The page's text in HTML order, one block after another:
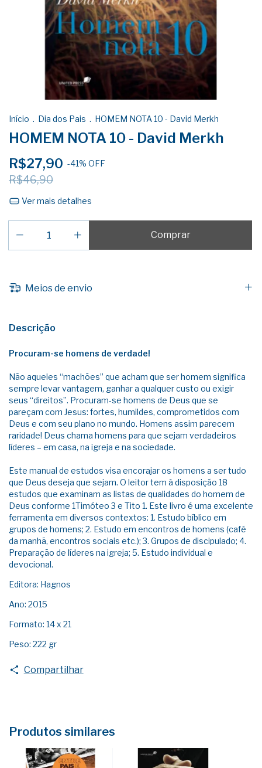
Início . Dia dos Pais . HOMEM NOTA 10 - David Merkh
HOMEM NOTA 10 - David Merkh
R$27,90 -41% OFF
R$46,90
Ver mais detalhes
Meios de envio
Descrição
Procuram-se homens de verdade!
Não aqueles “machões” que acham que ser homem significa
sempre levar vantagem, ganhar a qualquer custo ou exigir
seus “direitos”. Procuram-se homens de Deus que se
pareçam com Jesus: fortes, humildes, comprometidos com
Deus e com seu plano no mundo. Homens assim parecem
raridade! Deus chama homens para que sejam verdadeiros
líderes – em casa, na igreja e na sociedade.
Este manual de estudos visa encorajar os homens a ser tudo
que Deus deseja que sejam. O leitor tem à disposição 18
estudos que examinam as listas de qualidades do homem de
Deus conforme 1Timóteo 3 e Tito 1. Este livro é uma excelente
ferramenta em diversos contextos: 1. Estudo bíblico em
grupos de homens; 2. Estudo em encontros de homens (café
da manhã, encontros sociais etc.); 3. Grupos de discipulado; 4.
Preparação de líderes na igreja; 5. Estudo individual e
devocional.
Editora: Hagnos
Ano: 2015
Formato: 14 x 21
Peso: 222 gr
Compartilhar
Produtos similares